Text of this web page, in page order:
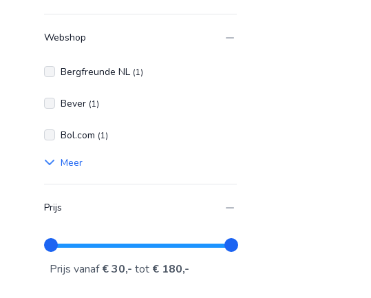
Webshop
Bergfreunde NL (1)
Bever (1)
Bol.com (1)
Meer
Prijs
Prijs vanaf€ 30,- tot € 180,-